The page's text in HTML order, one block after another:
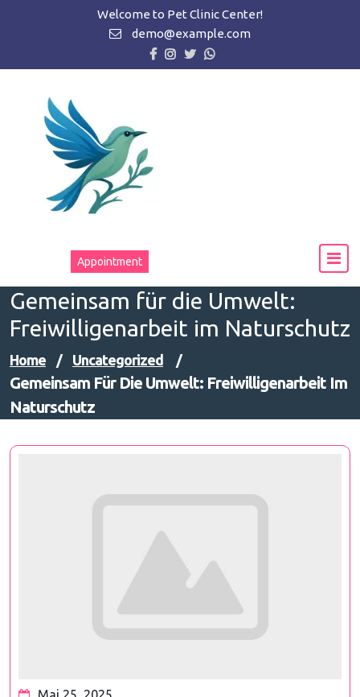
Welcome to Pet Clinic Center!
demo@example.com
Appointment
Gemeinsam für die Umwelt:
Freiwilligenarbeit im Naturschutz
Home / Uncategorized /
Gemeinsam Für Die Umwelt: Freiwilligenarbeit Im
Naturschutz